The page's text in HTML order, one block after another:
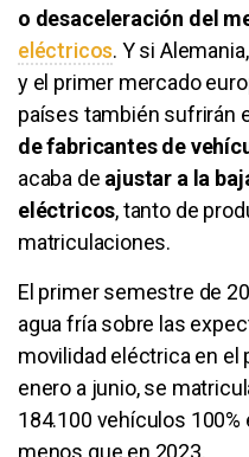
o desaceleración del
eléctricos. Y si
y el primer mercado
países también sufrirán
de fabricantes de
acaba de ajustar a la
eléctricos, tanto de
matriculaciones.
El primer semestre de
agua fría sobre las
movilidad eléctrica en el
enero a junio, se
184.100 vehículos 100%
menos que en 2023.